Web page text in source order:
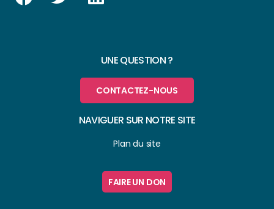
UNE QUESTION ?
CONTACTEZ-NOUS
NAVIGUER SUR NOTRE SITE
Plan du site
FAIRE UN DON